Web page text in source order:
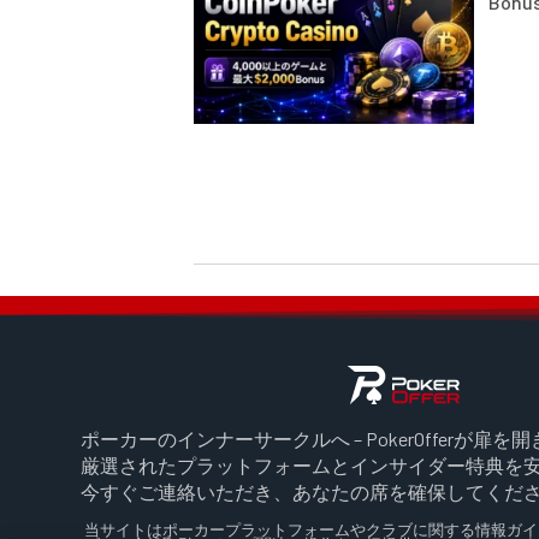
ポーカーのインナーサークルへ – PokerOfferが扉を開
厳選されたプラットフォームとインサイダー特典を
今すぐご連絡いただき、あなたの席を確保してくだ
当サイトはポーカープラットフォームやクラブに関する情報ガ